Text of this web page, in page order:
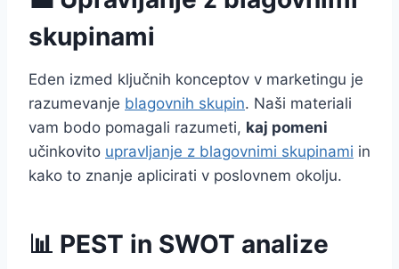
skupinami
Eden izmed ključnih konceptov v marketingu je
razumevanje blagovnih skupin. Naši materiali
vam bodo pomagali razumeti, kaj pomeni
učinkovito upravljanje z blagovnimi skupinami in
kako to znanje aplicirati v poslovnem okolju.
📊 PEST in SWOT analize